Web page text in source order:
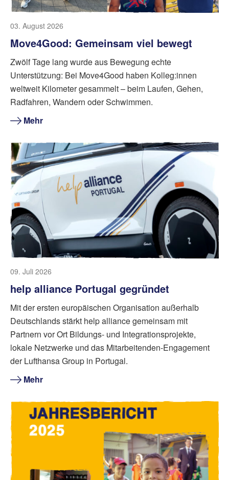
03. August 2026
Move4Good: Gemeinsam viel bewegt
Zwölf Tage lang wurde aus Bewegung echte
Unterstützung: Bei Move4Good haben Kolleg:innen
weltweit Kilometer gesammelt – beim Laufen, Gehen,
Radfahren, Wandern oder Schwimmen.
Mehr
09. Juli 2026
help alliance Portugal gegründet
Mit der ersten europäischen Organisation außerhalb
Deutschlands stärkt help alliance gemeinsam mit
Partnern vor Ort Bildungs- und Integrationsprojekte,
lokale Netzwerke und das Mitarbeitenden-Engagement
der Lufthansa Group in Portugal.
Mehr